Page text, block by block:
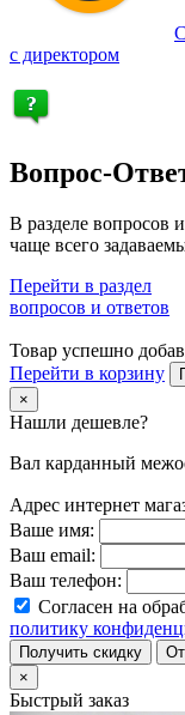
с директором
Вопрос-
В разделе вопросов
чаще всего
Перейти в раздел
вопросов и ответов
Товар успешно
Перейти в корзину
×
Нашли дешевле?
Вал карданный
Адрес интернет
Ваше имя:
Ваш email:
Ваш телефон:
Согласен на
политику
Получить скидку
×
Быстрый заказ